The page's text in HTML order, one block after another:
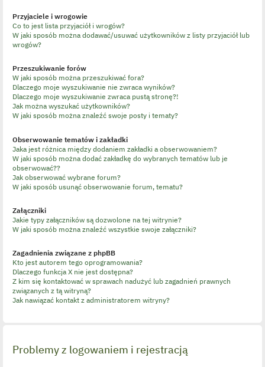
Przyjaciele i wrogowie
Co to jest lista przyjaciół i wrogów?
W jaki sposób można dodawać/usuwać użytkowników z listy przyjaciół lub
wrogów?
Przeszukiwanie forów
W jaki sposób można przeszukiwać fora?
Dlaczego moje wyszukiwanie nie zwraca wyników?
Dlaczego moje wyszukiwanie zwraca pustą stronę?!
Jak można wyszukać użytkowników?
W jaki sposób można znaleźć swoje posty i tematy?
Obserwowanie tematów i zakładki
Jaka jest różnica między dodaniem zakładki a obserwowaniem?
W jaki sposób można dodać zakładkę do wybranych tematów lub je
obserwować??
Jak obserwować wybrane forum?
W jaki sposób usunąć obserwowanie forum, tematu?
Załączniki
Jakie typy załączników są dozwolone na tej witrynie?
W jaki sposób można znaleźć wszystkie swoje załączniki?
Zagadnienia związane z phpBB
Kto jest autorem tego oprogramowania?
Dlaczego funkcja X nie jest dostępna?
Z kim się kontaktować w sprawach nadużyć lub zagadnień prawnych
związanych z tą witryną?
Jak nawiązać kontakt z administratorem witryny?
Problemy z logowaniem i rejestracją